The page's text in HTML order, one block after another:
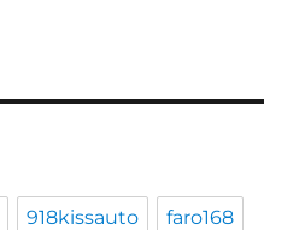
918kissauto faro168